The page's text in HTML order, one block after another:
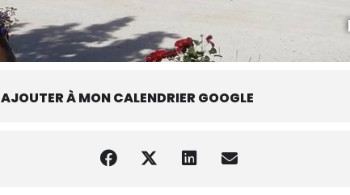
AJOUTER À MON CALENDRIER GOOGLE